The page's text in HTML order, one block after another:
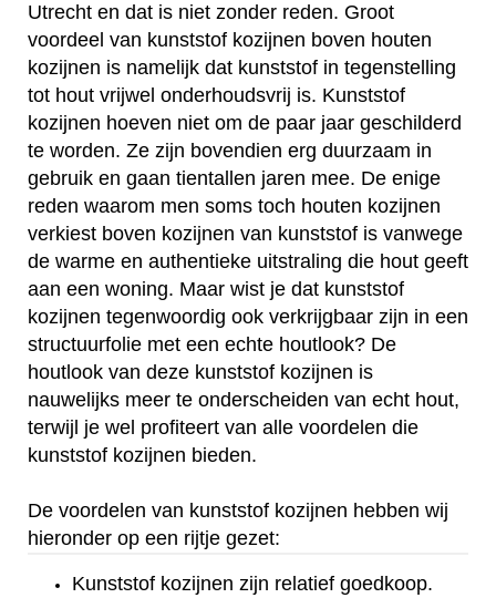
Utrecht en dat is niet zonder reden. Groot
voordeel van kunststof kozijnen boven houten
kozijnen is namelijk dat kunststof in tegenstelling
tot hout vrijwel onderhoudsvrij is. Kunststof
kozijnen hoeven niet om de paar jaar geschilderd
te worden. Ze zijn bovendien erg duurzaam in
gebruik en gaan tientallen jaren mee. De enige
reden waarom men soms toch houten kozijnen
verkiest boven kozijnen van kunststof is vanwege
de warme en authentieke uitstraling die hout geeft
aan een woning. Maar wist je dat kunststof
kozijnen tegenwoordig ook verkrijgbaar zijn in een
structuurfolie met een echte houtlook? De
houtlook van deze kunststof kozijnen is
nauwelijks meer te onderscheiden van echt hout,
terwijl je wel profiteert van alle voordelen die
kunststof kozijnen bieden.
De voordelen van kunststof kozijnen hebben wij
hieronder op een rijtje gezet:
Kunststof kozijnen zijn relatief goedkoop.